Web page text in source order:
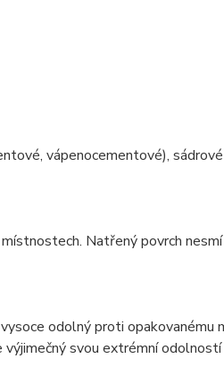
vápenocementové),
Natřený povrch
odolný proti opakovanému
svou extrémní